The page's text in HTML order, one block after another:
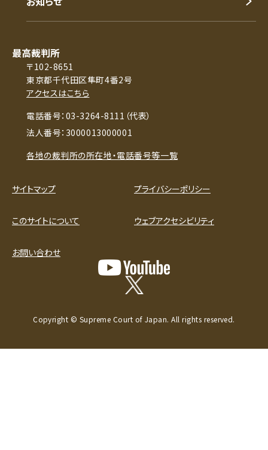
最高裁判所
〒102-8651
東京都千代田区隼町4番2号
アクセスはこちら
電話番号：03-3264-8111（代表）
法人番号：3000013000001
各地の裁判所の所在地・電話番号等一覧
サイトマップ プライバシーポリシー
このサイトについて ウェブアクセシビリティ
お問い合わせ
Copyright © Supreme Court of Japan. All rights reserved.